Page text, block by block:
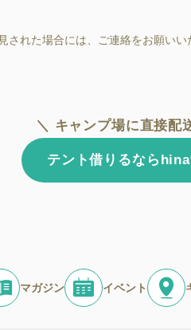
された場合には、ご連絡をお願いい
＼ キャンプ場に直接配
テント借りるなら
マガジン イベント